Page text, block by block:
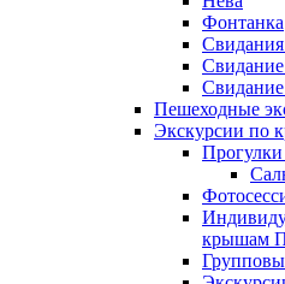
Фонтанка
Пешеходные
Экскурсии по
крышам